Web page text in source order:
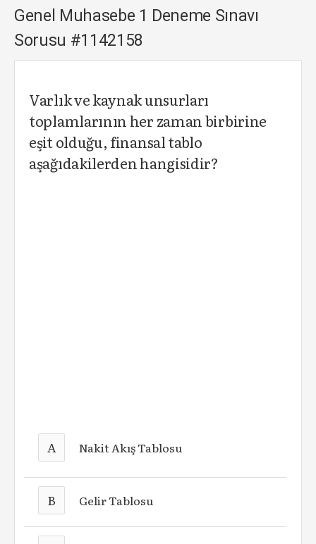
Genel Muhasebe 1 Deneme Sınavı
Sorusu #1142158
Varlık ve kaynak unsurları
toplamlarının her zaman birbirine
eşit olduğu, finansal tablo
aşağıdakilerden hangisidir?
A Nakit Akış Tablosu
B Gelir Tablosu